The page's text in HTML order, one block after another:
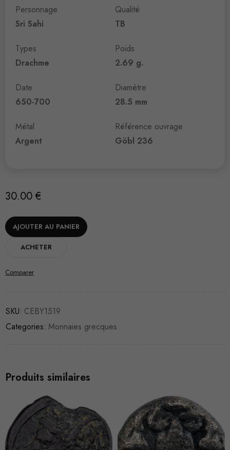
Personnage
Sri Sahi
Types
Drachme
Date
650-700
Métal
Argent
Qualité
TB
Poids
2.69 g.
Diamètre
28.5 mm
Référence ouvrage
Göbl 236
30.00 €
AJOUTER AU PANIER
ACHETER
Comparer
SKU: CEBY1519
Categories: Monnaies grecques
Produits similaires
VENDU